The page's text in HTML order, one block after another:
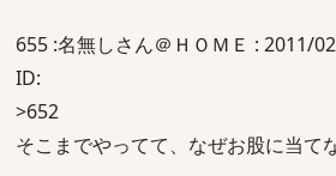
655 :名無しさん＠ＨＯＭＥ : 2011/
ID:
>652
そこまでやってて、なぜお股に当て